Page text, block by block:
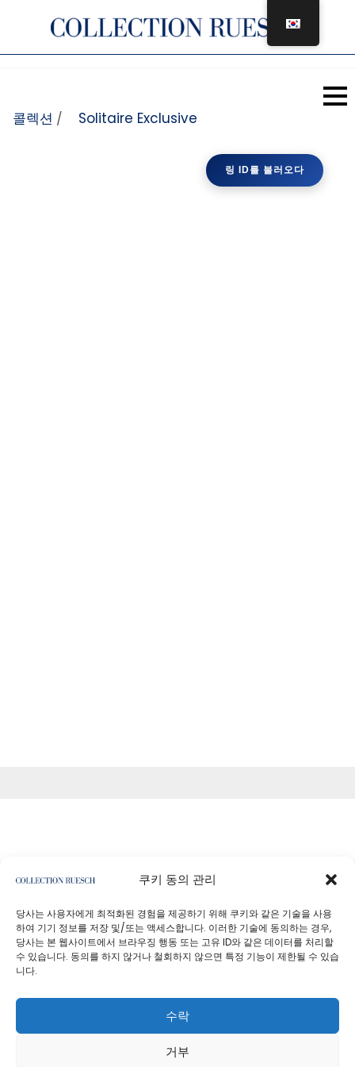
쿠키 동의 관리
당사는 사용자에게 최적화된 경험을 제공하기 위해 쿠키와 같은 기술을 사용
하여 기기 정보를 저장 및/또는 액세스합니다. 이러한 기술에 동의하는 경우,
당사는 본 웹사이트에서 브라우징 행동 또는 고유 ID와 같은 데이터를 처리할
수 있습니다. 동의를 하지 않거나 철회하지 않으면 특정 기능이 제한될 수 있습
니다.
수락
거부
콜렉션 / Solitaire Exclusive
링 ID를 불러오다
사업자 정보